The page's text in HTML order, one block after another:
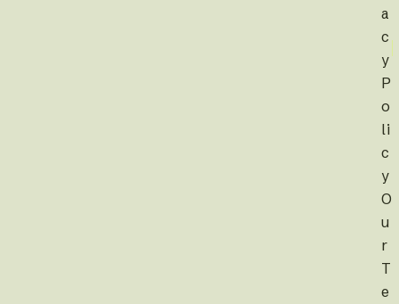
a
c
y
P
o
li
c
y
O
u
r
T
e